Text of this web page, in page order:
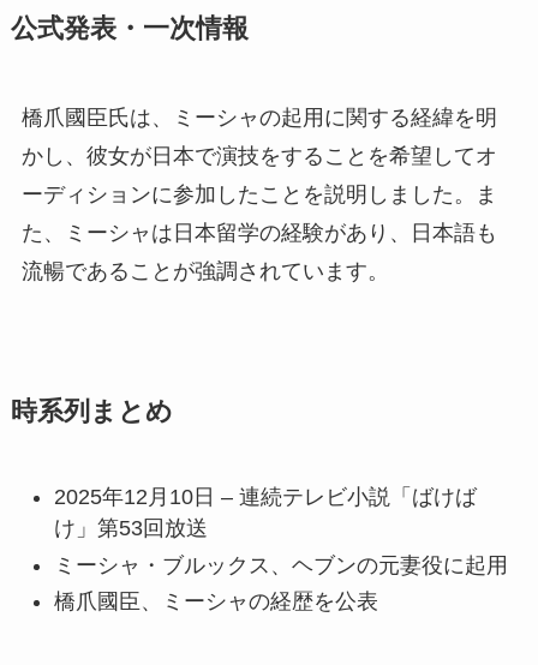
公式発表・一次情報
橋爪國臣氏は、ミーシャの起用に関する経緯を明
かし、彼女が日本で演技をすることを希望してオ
ーディションに参加したことを説明しました。ま
た、ミーシャは日本留学の経験があり、日本語も
流暢であることが強調されています。
時系列まとめ
2025年12月10日 – 連続テレビ小説「ばけば
け」第53回放送
ミーシャ・ブルックス、ヘブンの元妻役に起用
橋爪國臣、ミーシャの経歴を公表